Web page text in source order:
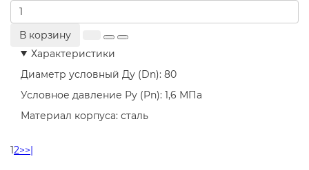
В корзину
Характеристики
Диаметр условный Ду (Dn): 80
Условное давление Ру (Pn): 1,6 МПа
Материал корпуса: сталь
12>>|